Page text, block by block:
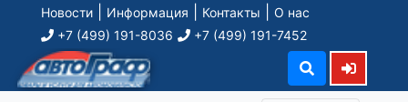
Новости Информация Контакты
О нас
+7 (499) 191-8036
+7 (499) 191-7452